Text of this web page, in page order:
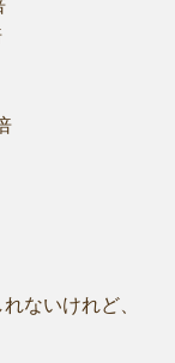
ないけれど、